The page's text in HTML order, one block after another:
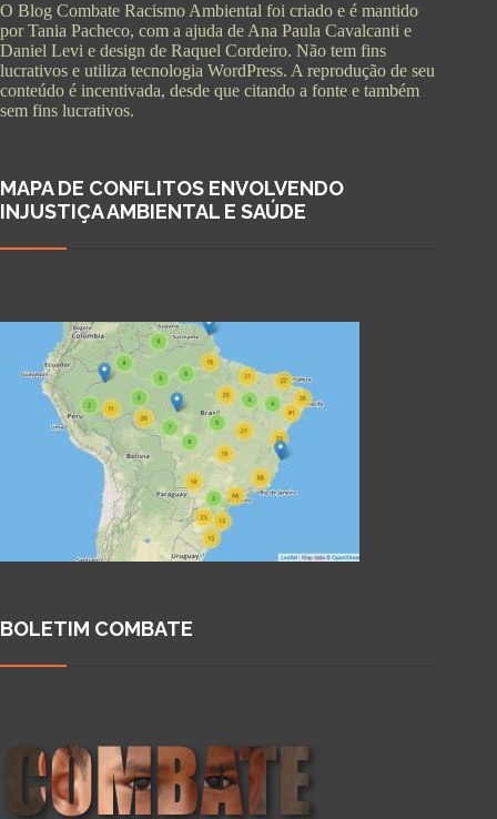
O Blog Combate Racismo Ambiental foi criado e é mantido
por Tania Pacheco, com a ajuda de Ana Paula Cavalcanti e
Daniel Levi e design de Raquel Cordeiro. Não tem fins
lucrativos e utiliza tecnologia WordPress. A reprodução de seu
conteúdo é incentivada, desde que citando a fonte e também
sem fins lucrativos.
MAPA DE CONFLITOS ENVOLVENDO
INJUSTIÇA AMBIENTAL E SAÚDE
BOLETIM COMBATE